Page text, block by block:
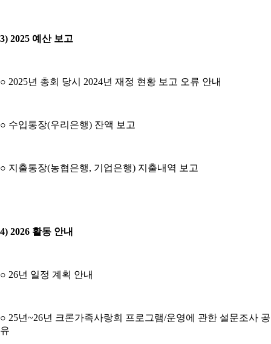
3) 2025 예산 보고
○ 2025년 총회 당시 2024년 재정 현황 보고 오류 안내
○ 수입통장(우리은행) 잔액 보고
○ 지출통장(농협은행, 기업은행) 지출내역 보고
4) 2026 활동 안내
○ 26년 일정 계획 안내
○ 25년~26년 크론가족사랑회 프로그램/운영에 관한 설문조사 공
유